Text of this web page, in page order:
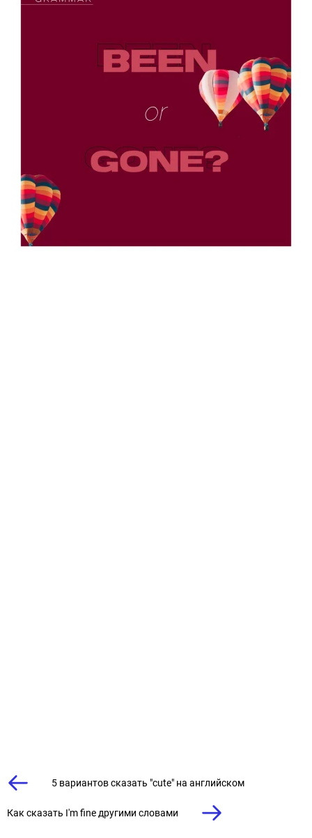
5 вариантов сказать "cute" на английском
Как сказать I'm fine другими словами